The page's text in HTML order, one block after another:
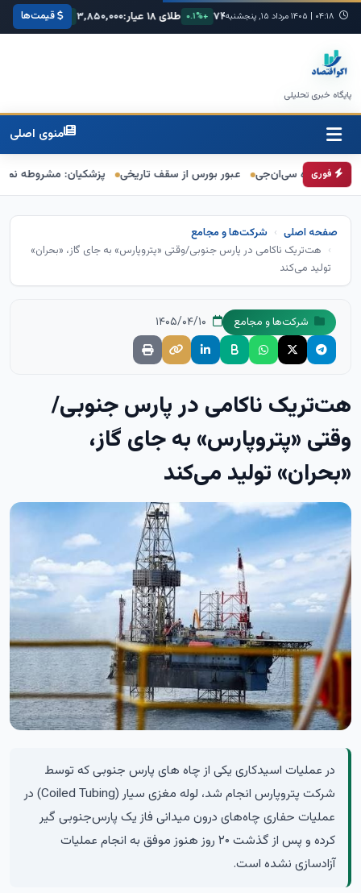
۰۴:۱۸ | ۱۴۰۵ مرداد ۱۵, پنجشنبه +۰.۳% یورو:۷۴,۸۰۰ +۰.۱% طلای ۱۸ عیار: ۳,۸۵۰,۰۰۰ +۱.۲% سکه امامی:
قیمت‌ها
پایگاه خبری تحلیلی
منوی اصلی
فوری
سی‌ان‌جی عبور بورس از سقف تاریخی پزشکیان: مشروطه نماد بیداری،
صفحه اصلی
شرکت‌ها و مجامع
هت‌تریک ناکامی در پارس جنوبی/وقتی «پتروپارس» به جای گاز، «بحران»
تولید می‌کند
شرکت‌ها و مجامع
هت‌تریک ناکامی در پارس جنوبی/
وقتی «پتروپارس» به جای گاز،
«بحران» تولید می‌کند
در عملیات اسیدکاری یکی از چاه های پارس جنوبی که توسط
شرکت پتروپارس انجام شد، لوله مغزی سیار (Coiled Tubing) در
عملیات حفاری چاه‌های درون میدانی فاز یک پارس‌جنوبی گیر
کرده و پس از گذشت ۲۰ روز هنوز موفق به انجام عملیات
آزادسازی نشده است.